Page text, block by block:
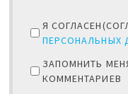
Я
ПЕРСОНАЛЬНЫХ
ЗАПОМНИТЬ
КОММЕНТАРИЕВ